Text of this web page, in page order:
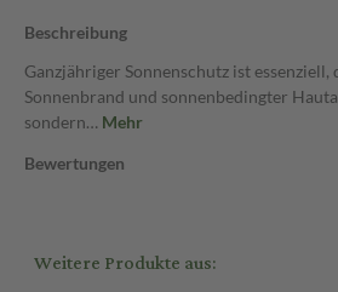
Beschreibung
Ganzjähriger Sonnenschutz ist
Sonnenbrand und sonnenbedingter
sondern… Mehr
Bewertungen
Weitere Produkte aus: